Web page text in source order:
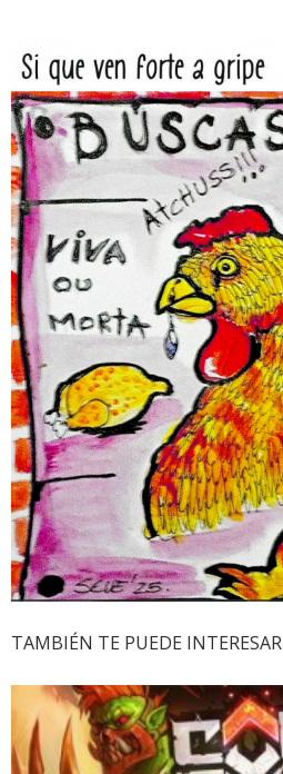
TAMBIÉN TE PUEDE INTERESAR